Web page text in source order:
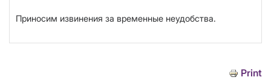
Приносим извинения за временные неудобства.
Print